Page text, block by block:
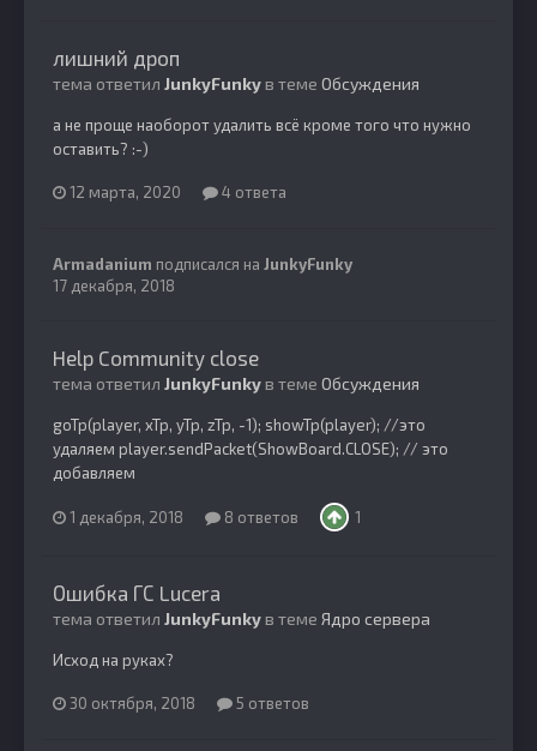
лишний дроп
тема ответил JunkyFunkyв теме Обсуждения
а не проще наоборот удалить всё кроме того что нужно
оставить? :-)
12 марта, 2020 4 ответа
Armadanium подписался на JunkyFunky
17 декабря, 2018
Help Community close
тема ответил JunkyFunkyв теме Обсуждения
goTp(player, xTp, yTp, zTp, -1); showTp(player); //это
удаляем player.sendPacket(ShowBoard.CLOSE); // это
добавляем
1 декабря, 2018 8 ответов 1
Ошибка ГС Lucera
тема ответил JunkyFunkyв теме Ядро сервера
Исход на руках?
30 октября, 2018 5 ответов